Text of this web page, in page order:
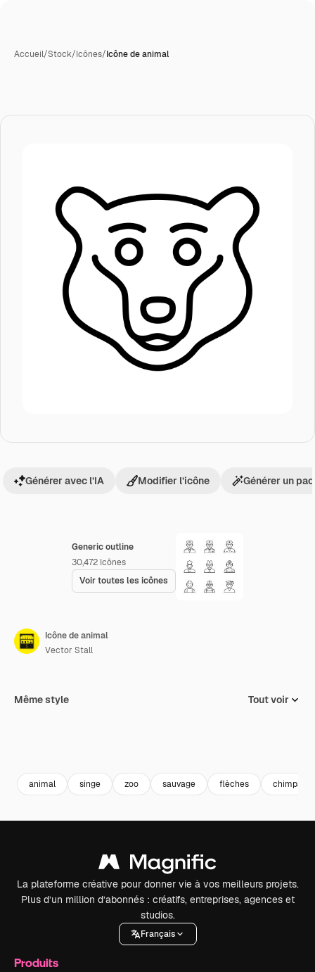
Accueil/Stock/Icônes/Icône de animal
Generic outline
30,472 Icônes
Voir toutes les icônes
Générer avec l’IA Modifier l’icône Générer un
Icône de animal
Vector Stall
Même style Tout voir
animal singe zoo sauvage flèches
La plateforme créative pour donner vie à vos meilleurs projets.
Plus d’un million d’abonnés : créatifs, entreprises, agences et
studios.
Français
Produits